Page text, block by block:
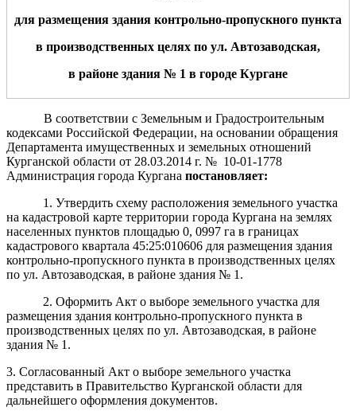
для размещения здания контрольно-пропускного пункта
в производственных целях по ул. Автозаводская,
в районе здания № 1 в городе Кургане
В соответствии с Земельным и Градостроительным
кодексами Российской Федерации, на основании обращения
Департамента имущественных и земельных отношений
Курганской области от 28.03.2014 г. № 10-01-1778
Администрация города Кургана постановляет:
1. Утвердить схему расположения земельного участка
на кадастровой карте территории города Кургана на землях
населенных пунктов площадью 0, 0997 га в границах
кадастрового квартала 45:25:010606 для размещения здания
контрольно-пропускного пункта в производственных целях
по ул. Автозаводская, в районе здания № 1.
2. Оформить Акт о выборе земельного участка для
размещения здания контрольно-пропускного пункта в
производственных целях по ул. Автозаводская, в районе
здания № 1.
3. Согласованный Акт о выборе земельного участка
представить в Правительство Курганской области для
дальнейшего оформления документов.